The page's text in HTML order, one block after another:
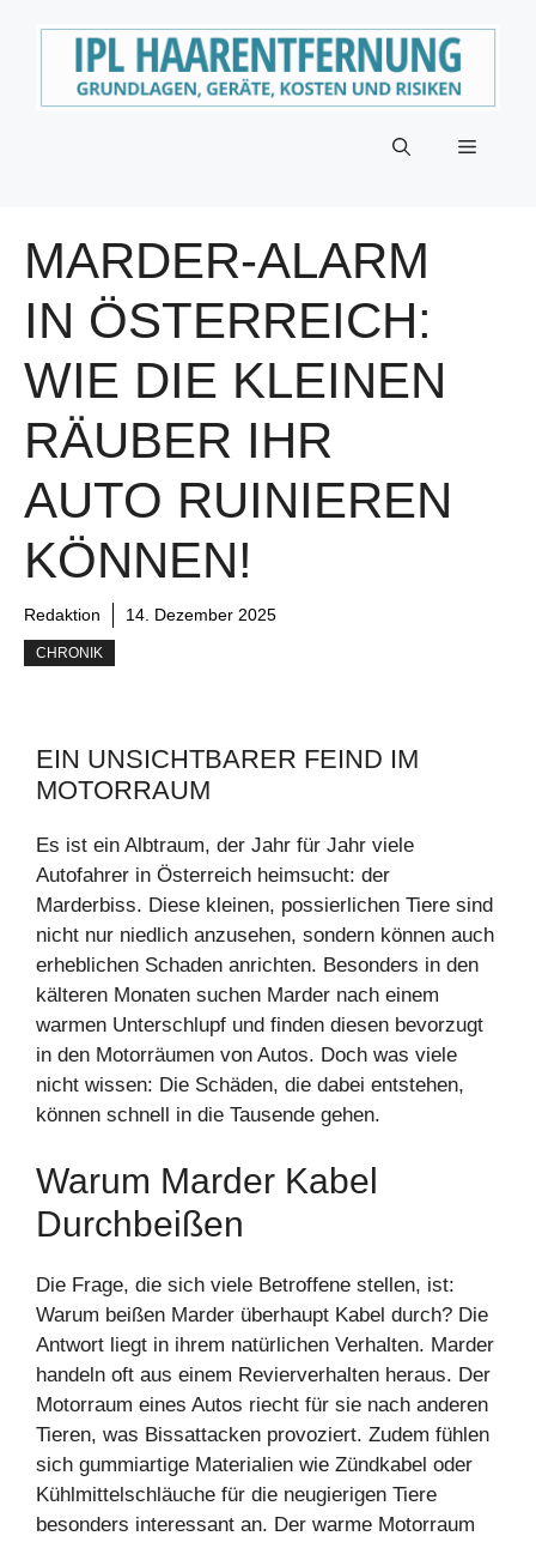
Menü
MARDER-ALARM
IN ÖSTERREICH:
WIE DIE KLEINEN
RÄUBER IHR
AUTO RUINIEREN
KÖNNEN!
Redaktion 14. Dezember 2025
CHRONIK
EIN UNSICHTBARER FEIND IM
MOTORRAUM
Es ist ein Albtraum, der Jahr für Jahr viele
Autofahrer in Österreich heimsucht: der
Marderbiss. Diese kleinen, possierlichen Tiere sind
nicht nur niedlich anzusehen, sondern können auch
erheblichen Schaden anrichten. Besonders in den
kälteren Monaten suchen Marder nach einem
warmen Unterschlupf und finden diesen bevorzugt
in den Motorräumen von Autos. Doch was viele
nicht wissen: Die Schäden, die dabei entstehen,
können schnell in die Tausende gehen.
Warum Marder Kabel
Durchbeißen
Die Frage, die sich viele Betroffene stellen, ist:
Warum beißen Marder überhaupt Kabel durch? Die
Antwort liegt in ihrem natürlichen Verhalten. Marder
handeln oft aus einem Revierverhalten heraus. Der
Motorraum eines Autos riecht für sie nach anderen
Tieren, was Bissattacken provoziert. Zudem fühlen
sich gummiartige Materialien wie Zündkabel oder
Kühlmittelschläuche für die neugierigen Tiere
besonders interessant an. Der warme Motorraum